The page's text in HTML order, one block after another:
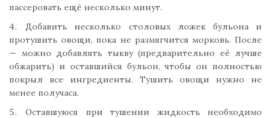
пассеровать ещё несколько минут.
Добавить несколько столовых ложек бульона и
протушить овощи, пока не размягчится морковь. После
— можно добавлять тыкву (предварительно её лучше
обжарить) и оставшийся бульон, чтобы он полностью
покрыл все ингредиенты. Тушить овощи нужно не
менее получаса.
Оставшуюся при тушении жидкость необходимо